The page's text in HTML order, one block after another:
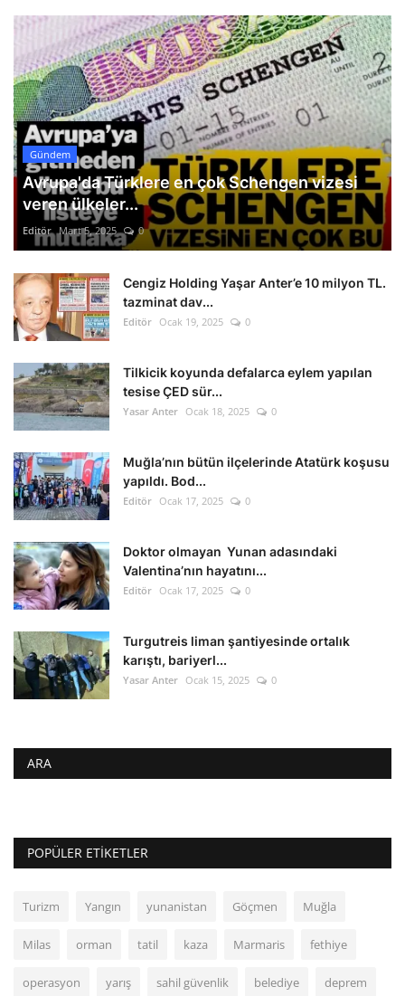
Gündem
Avrupa'da Türklere en çok Schengen vizesi
veren ülkeler...
Editör Mart 5, 2025 0
Cengiz Holding Yaşar Anter’e 10 milyon TL.
tazminat dav...
Editör Ocak 19, 2025 0
Tilkicik koyunda defalarca eylem yapılan
tesise ÇED sür...
Yasar Anter Ocak 18, 2025 0
Muğla’nın bütün ilçelerinde Atatürk koşusu
yapıldı. Bod...
Editör Ocak 17, 2025 0
Doktor olmayan Yunan adasındaki
Valentina’nın hayatını...
Editör Ocak 17, 2025 0
Turgutreis liman şantiyesinde ortalık
karıştı, bariyerl...
Yasar Anter Ocak 15, 2025 0
ARA
POPÜLER ETIKETLER
Turizm Yangın yunanistan Göçmen Muğla
Milas orman tatil kaza Marmaris fethiye
operasyon yarış sahil güvenlik belediye deprem